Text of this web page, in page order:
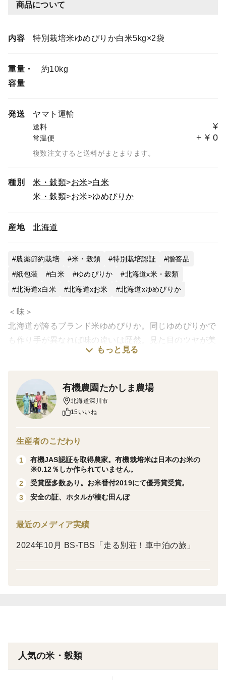
商品について
内容 特別栽培米ゆめぴりか白米5kg×2袋
重量・
容量
約10kg
発送 ヤマト運輸
送料 ¥
常温便 + ¥ 0
複数注文すると送料がまとまります。
種別 米・穀類 お米
白米
米・穀類
お米 ゆめぴりか
産地 北海道
農薬節約栽培 米・穀類 特別栽培認証
贈答品
紙包装
白米 ゆめぴりか
北海道x米・穀類
北海道x白米
北海道xお米 北海道xゆめぴりか
＜味＞
北海道が誇るブランド米ゆめぴりか。同じゆめぴりかで
も作り手が異なれば味の違いは歴然。見た目のツヤが美
しく、粘りがあり粒は柔らかく、優しい甘さを感じられ
お弁当などでも味わっていただきたいです。
＜栽培のこだわり・特徴＞
化学肥料(窒素成分):栽培期間中不使用
農薬は特別栽培米の中でも非常に少ない使用量に抑えて
おります。
化学肥料は一切使用せず、有機肥料を100%使用してお
土壌分析を行い、その土地に必要な肥料を見極めて施肥
川が流れています。そして、私たちが栽培する稲田とい
もっと見る
有機農園たかしま農場
北海道深川市
15いいね
生産者のこだわり
1
有機JAS認証を取得農家。有機栽培米は日本のお米の
※0.12％しか作られていません。
2
受賞歴多数あり。お米番付2019にて優秀賞受賞。
3
安全の証、ホタルが棲む田んぼ
最近のメディア実績
2024年10月 BS-TBS「走る別荘！車中泊の旅」
人気の米・穀類